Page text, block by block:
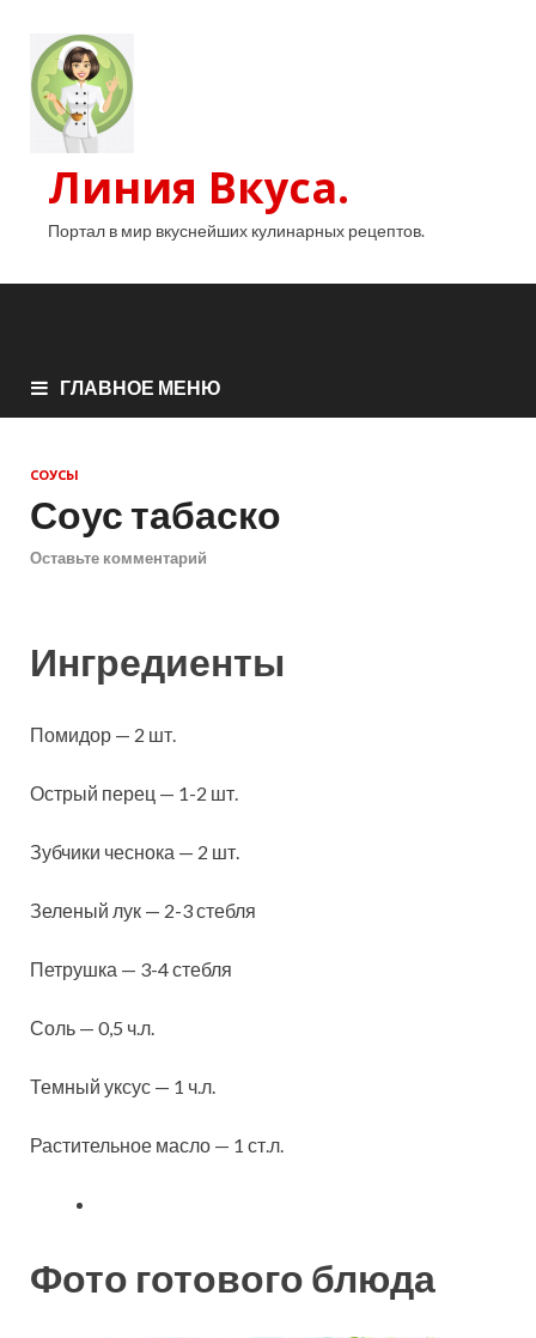
Линия Вкуса.
Портал в мир вкуснейших кулинарных рецептов.
ГЛАВНОЕ МЕНЮ
СОУСЫ
Соус табаско
Оставьте комментарий
Ингредиенты
Помидор — 2 шт.
Острый перец — 1-2 шт.
Зубчики чеснока — 2 шт.
Зеленый лук — 2-3 стебля
Петрушка — 3-4 стебля
Соль — 0,5 ч.л.
Темный уксус — 1 ч.л.
Растительное масло — 1 ст.л.
Фото готового блюда